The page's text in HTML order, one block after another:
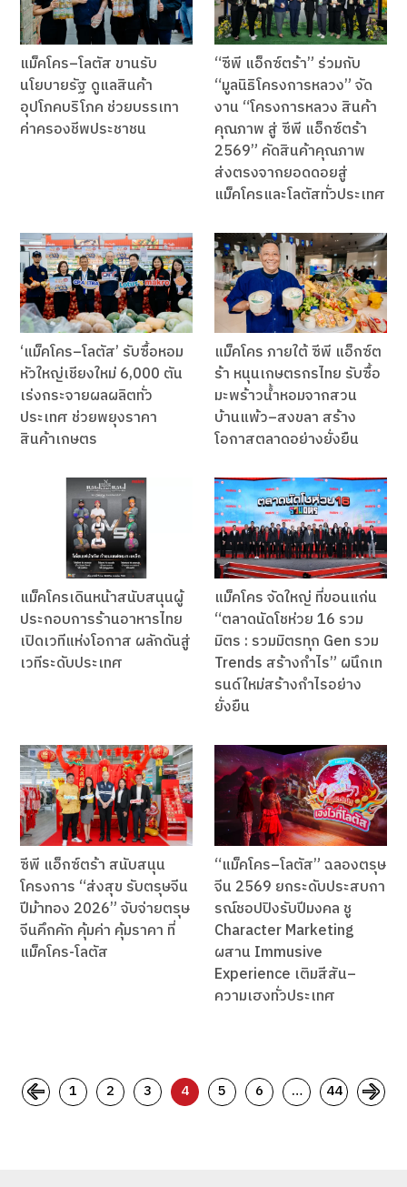
แม็คโคร–โลตัส ขานรับ
นโยบายรัฐ ดูแลสินค้า
อุปโภคบริโภค ช่วยบรรเทา
ค่าครองชีพประชาชน
“ซีพี แอ็กซ์ตร้า” ร่วมกับ
“มูลนิธิโครงการหลวง” จัด
งาน “โครงการหลวง สินค้า
คุณภาพ สู่ ซีพี แอ็กซ์ตร้า
2569” คัดสินค้าคุณภาพ
ส่งตรงจากยอดดอยสู่
แม็คโครและโลตัสทั่วประเทศ
‘แม็คโคร–โลตัส’ รับซื้อหอม
หัวใหญ่เชียงใหม่ 6,000 ตัน
เร่งกระจายผลผลิตทั่ว
ประเทศ ช่วยพยุงราคา
สินค้าเกษตร
แม็คโคร ภายใต้ ซีพี แอ็กซ์ต
ร้า หนุนเกษตรกรไทย รับซื้อ
มะพร้าวน้ำหอมจากสวน
บ้านแพ้ว–สงขลา สร้าง
โอกาสตลาดอย่างยั่งยืน
แม็คโครเดินหน้าสนับสนุนผู้
ประกอบการร้านอาหารไทย
เปิดเวทีแห่งโอกาส ผลักดันสู่
เวทีระดับประเทศ
แม็คโคร จัดใหญ่ ที่ขอนแก่น
“ตลาดนัดโชห่วย 16 รวม
มิตร : รวมมิตรทุก Gen รวม
Trends สร้างกำไร” ผนึกเท
รนด์ใหม่สร้างกำไรอย่าง
ยั่งยืน
ซีพี แอ็กซ์ตร้า สนับสนุน
โครงการ “ส่งสุข รับตรุษจีน
ปีม้าทอง 2026” จับจ่ายตรุษ
จีนคึกคัก คุ้มค่า คุ้มราคา ที่
แม็คโคร-โลตัส
“แม็คโคร–โลตัส” ฉลองตรุษ
จีน 2569 ยกระดับประสบกา
รณ์ชอปปิงรับปีมงคล ชู
Character Marketing
ผสาน Immusive
Experience เติมสีสัน–
ความเฮงทั่วประเทศ
1 2 3 4 5 6 … 44